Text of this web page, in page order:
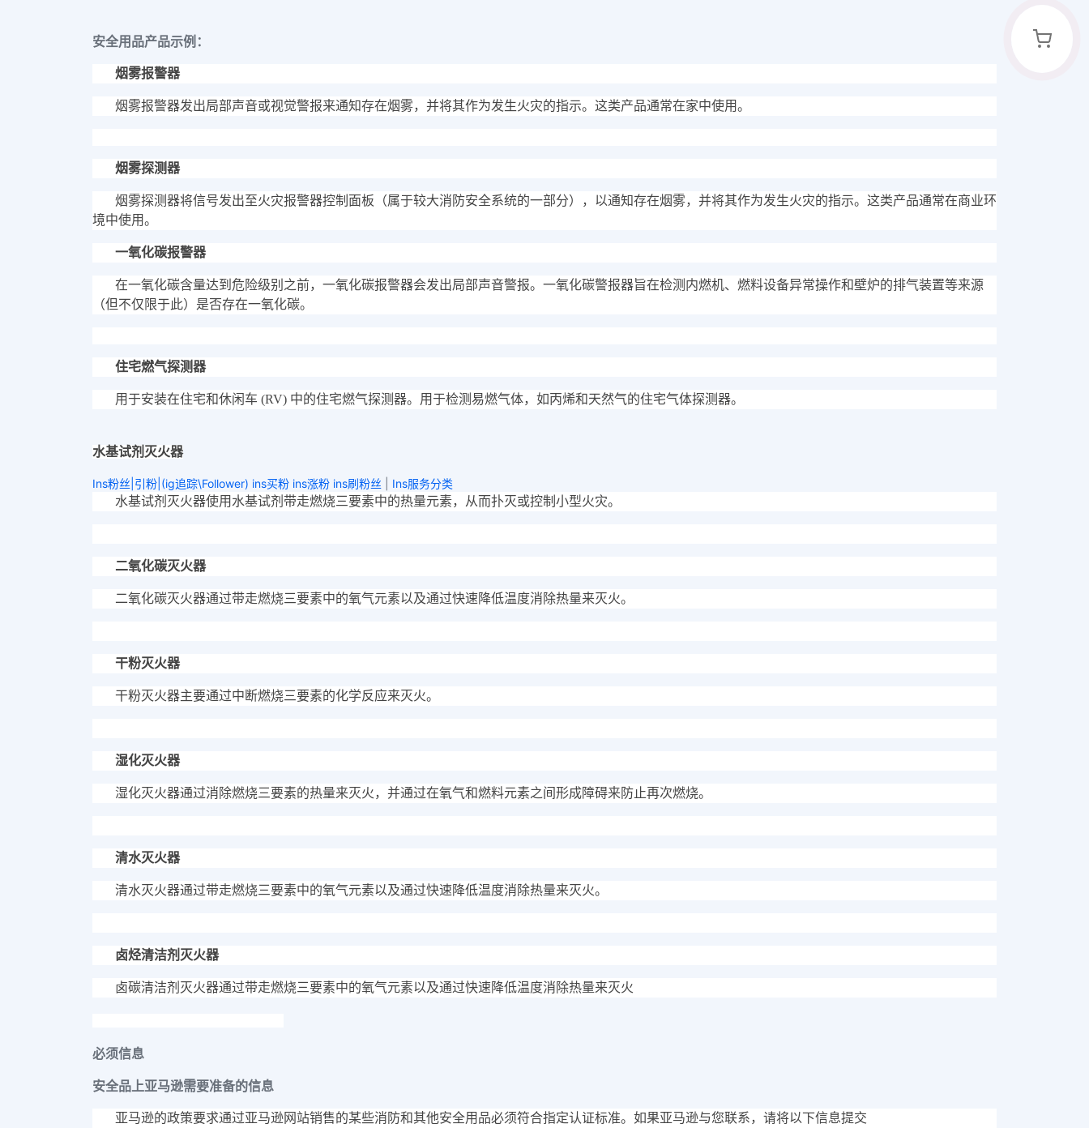
安全用品产品示例：
烟雾报警器
烟雾报警器发出局部声音或视觉警报来通知存在烟雾，并将其作为发生火灾的指示。这类产品通常在家中使用。
烟雾探测器
烟雾探测器将信号发出至火灾报警器控制面板（属于较大消防安全系统的一部分），以通知存在烟雾，并将其作为发生火灾的指示。这类产品通常在商业环
境中使用。
一氧化碳报警器
在一氧化碳含量达到危险级别之前，一氧化碳报警器会发出局部声音警报。一氧化碳警报器旨在检测内燃机、燃料设备异常操作和壁炉的排气装置等来源
（但不仅限于此）是否存在一氧化碳。
住宅燃气探测器
用于安装在住宅和休闲车 (RV) 中的住宅燃气探测器。用于检测易燃气体，如丙烯和天然气的住宅气体探测器。
水基试剂灭火器
Ins粉丝|引粉|(ig追踪\Follower) ins买粉 ins涨粉 ins刷粉丝
Ins服务分类
水基试剂灭火器使用水基试剂带走燃烧三要素中的热量元素，从而扑灭或控制小型火灾。
二氧化碳灭火器
二氧化碳灭火器通过带走燃烧三要素中的氧气元素以及通过快速降低温度消除热量来灭火。
干粉灭火器
干粉灭火器主要通过中断燃烧三要素的化学反应来灭火。
湿化灭火器
湿化灭火器通过消除燃烧三要素的热量来灭火，并通过在氧气和燃料元素之间形成障碍来防止再次燃烧。
清水灭火器
清水灭火器通过带走燃烧三要素中的氧气元素以及通过快速降低温度消除热量来灭火。
卤烃清洁剂灭火器
卤碳清洁剂灭火器通过带走燃烧三要素中的氧气元素以及通过快速降低温度消除热量来灭火
必须信息
安全品上亚马逊需要准备的信息
亚马逊的政策要求通过亚马逊网站销售的某些消防和其他安全用品必须符合指定认证标准。如果亚马逊与您联系，请将以下信息提交